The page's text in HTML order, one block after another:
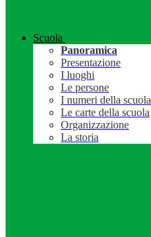
Scuola
Panoramica
Presentazione
I luoghi
Le persone
I numeri della scuola
Le carte della scuola
Organizzazione
La storia